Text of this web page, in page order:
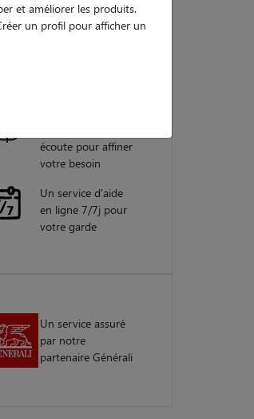
écoute pour affiner
votre besoin
Un service d'aide
en ligne 7/7j pour
votre garde
Un service assuré
par notre
partenaire Générali
et améliorer les produits.
un profil pour afficher un